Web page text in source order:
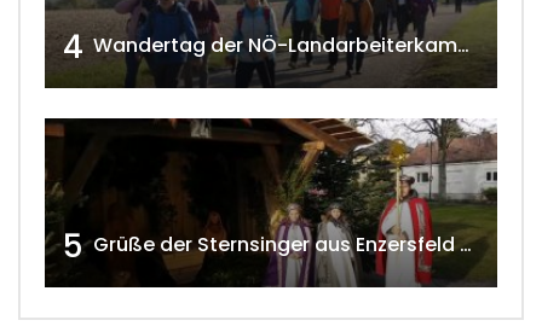
4 Wandertag der NÖ-Landarbeiterkammer in Hollabrunn 2024
5 Grüße der Sternsinger aus Enzersfeld – Klein-Engersdorf 2021 w4tv169